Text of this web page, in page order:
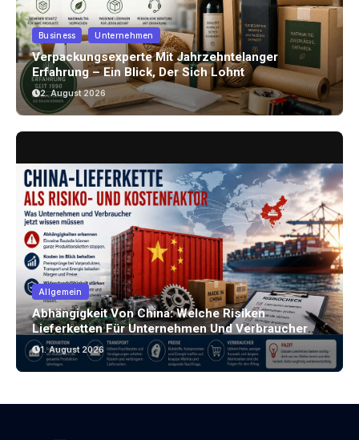
Business Unternehmen
Verpackungsexperte Mit Jahrzehntelanger
Erfahrung – Ein Blick, Der Sich Lohnt
2. August 2026
Allgemein
Abhängigkeit Von China: Welche Risiken
Lieferketten Für Unternehmen Und Verbraucher
Bergen
1. August 2026